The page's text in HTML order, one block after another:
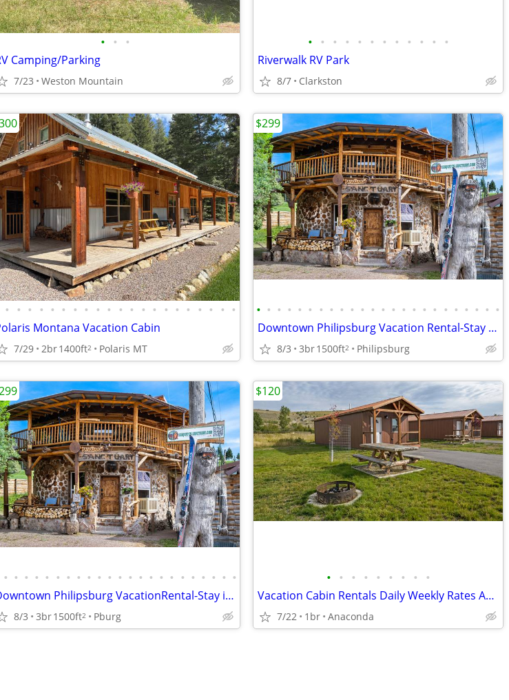
• • •
Camping/Parking
7/23 Weston Mountain
• • • • • • • • • • • •
Riverwalk RV Park
8/7 Clarkston
• • • • • • • • • • • • • • • • • • • • •
Montana Vacation Cabin
7/29 2br1400ft2 Polaris MT
• • • • • • • • • • • • • • • • • • • • • • • •
Downtown Philipsburg Vacation Rental-Stay in a livable work of art!
8/3 3br1500ft2 Philipsburg
$299
• • • • • • • • • • • • • • • • • • • • • • •
Downtown Philipsburg VacationRental-Stay in a livable work of art!
8/3 3br1500ft2 Pburg
• • • • • • • • •
Vacation Cabin Rentals Daily Weekly Rates Available
7/22 1br Anaconda
$120